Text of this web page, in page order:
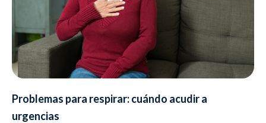
Problemas para respirar: cuándo acudir a
urgencias